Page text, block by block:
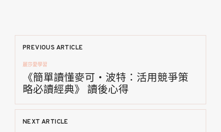
文
章
導
覽
PREVIOUS ARTICLE
麗莎愛學習
《簡單讀懂麥可・波特：活用競爭策
略必讀經典》 讀後心得
NEXT ARTICLE